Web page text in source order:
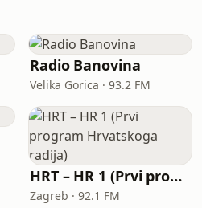
Radio Banovina
Velika Gorica · 93.2 FM
HRT – HR 1 (Prvi program Hrvatskoga radija)
Zagreb · 92.1 FM